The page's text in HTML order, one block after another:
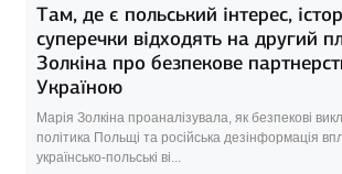
Там, де є польський інтерес,
суперечки відходять на другий
Золкіна про безпекове
Україною
Марія Золкіна проаналізувала, як безпекові
політика Польщі та російська дезінформація
українсько-польські ві...